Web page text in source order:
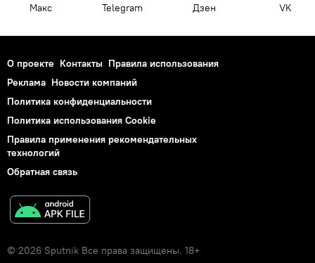
Макс Telegram Дзен VK
О проекте Контакты Правила использования
Реклама Новости компаний
Политика конфиденциальности
Политика использования Cookie
Правила применения рекомендательных
технологий
Обратная связь
© 2026 Sputnik Все права защищены. 18+